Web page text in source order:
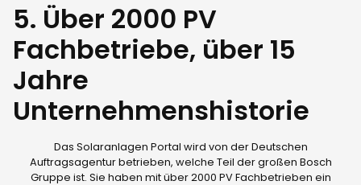
5. Über 2000 PV
Fachbetriebe, über 15
Jahre
Unternehmenshistorie
Das Solaranlagen Portal wird von der Deutschen
Auftragsagentur betrieben, welche Teil der großen Bosch
Gruppe ist. Sie haben mit über 2000 PV Fachbetrieben ein